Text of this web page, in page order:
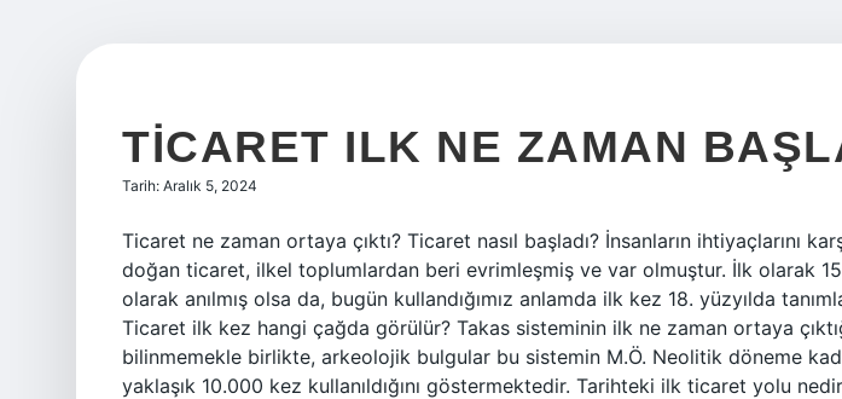
TICARET ILK NE ZAMAN
Tarih: Aralık 5, 2024
Ticaret ne zaman ortaya çıktı? Ticaret nasıl başladı? İnsanların ihtiyaçlarını
doğan ticaret, ilkel toplumlardan beri evrimleşmiş ve var olmuştur. İlk olarak
olarak anılmış olsa da, bugün kullandığımız anlamda ilk kez 18. yüzyılda
Ticaret ilk kez hangi çağda görülür? Takas sisteminin ilk ne zaman ortaya
bilinmemekle birlikte, arkeolojik bulgular bu sistemin M.Ö. Neolitik döneme
yaklaşık 10.000 kez kullanıldığını göstermektedir. Tarihteki ilk ticaret yolu